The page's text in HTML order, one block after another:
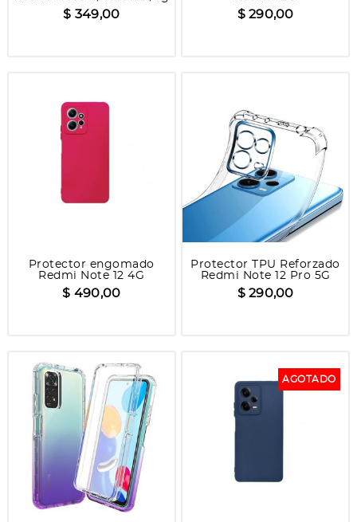
$ 349,00 $ 290,00
Protector engomado
Redmi Note 12 4G
$ 490,00
Protector TPU Reforzado
Redmi Note 12 Pro 5G
$ 290,00
AGOTADO